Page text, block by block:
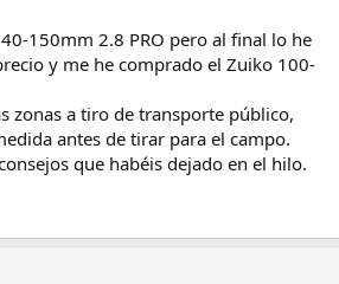
150mm 2.8 PRO pero al final lo he
y me he comprado el Zuiko 100-
zonas a tiro de transporte público,
antes de tirar para el campo.
que habéis dejado en el hilo.